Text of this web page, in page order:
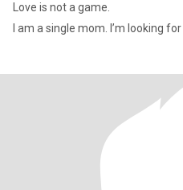
Love is not a game.
I am a single mom. I’m looking